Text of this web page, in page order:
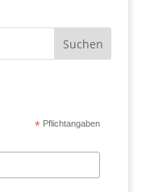
* Pflichtangaben